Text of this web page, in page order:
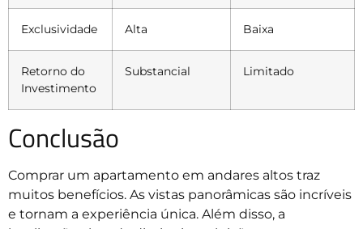
Exclusividade Alta Baixa
Retorno do
Investimento
Substancial Limitado
Conclusão
Comprar um apartamento em andares altos traz
muitos benefícios. As vistas panorâmicas são incríveis
e tornam a experiência única. Além disso, a